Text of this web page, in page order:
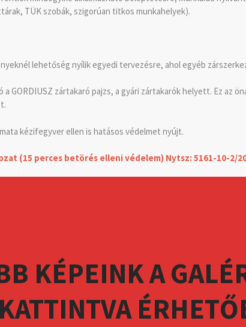
TÜK szobák, szigorúan titkos munkahelyek).
lehetőség nyílik egyedi tervezésre, ahol egyéb
GORDIUSZ zártakaró pajzs, a gyári zártakarók helyett. Ez az
kézifegyver ellen is hatásos védelmet nyújt.
(15 perces betörés elleni védelem) Nytsz: 5161-10-2/
KÉPEINK A